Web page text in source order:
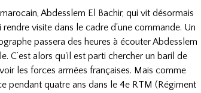
Abdesslem El Bachir, qui vit désormais
visite dans le cadre d'une commande. Un
passera des heures à écouter Abdesslem
C’est alors qu'il est parti chercher un baril de
les forces armées françaises. Mais comme
pendant quatre ans dans le 4e RTM (Régiment